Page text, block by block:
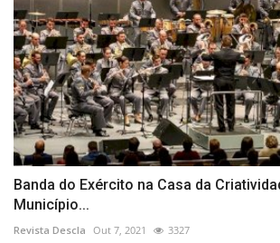
Banda do Exército na Casa da
Município...
Revista Descla Out 7, 2021 3327